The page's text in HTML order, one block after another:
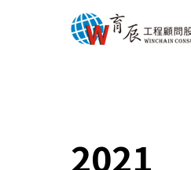
2021